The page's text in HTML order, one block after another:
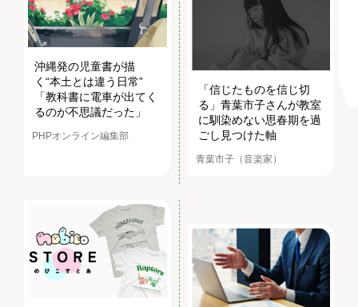
沖縄発の児童書が描
く“本土とは違う日常”
「教科書に電車が出てく
るのが不思議だった」
PHPオンライン編集部
「信じたものを信じ切
る」青葉市子さんが教室
に馴染めない思春期を過
ごし見つけた軸
青葉市子（音楽家）